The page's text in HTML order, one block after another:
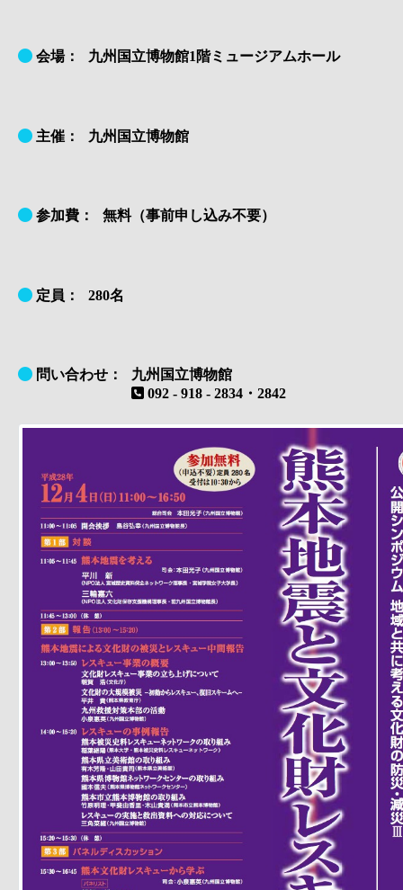
会場： 九州国立博物館1階ミュージアムホール
主催： 九州国立博物館
参加費： 無料（事前申し込み不要）
定員： 280名
問い合わせ：
九州国立博物館
092 - 918 - 2834・2842